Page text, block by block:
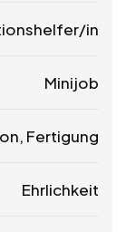
in
Minijob
Fertigung
Ehrlichkeit